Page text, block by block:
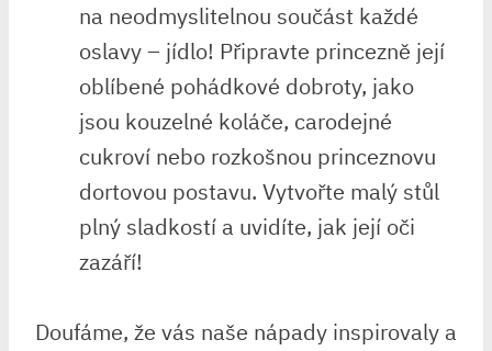
na‌ neodmyslitelnou součást každé‌
oslavy – jídlo! Připravte princezně ‍její
oblíbené pohádkové‌ dobroty, jako
‍jsou kouzelné koláče, ⁢carodejné
‍cukroví nebo ‍rozkošnou princeznovu
dortovou postavu. Vytvořte ⁤malý stůl
plný sladkostí a uvidíte, jak její oči
zazáří!
Doufáme, že vás naše nápady inspirovaly a⁢